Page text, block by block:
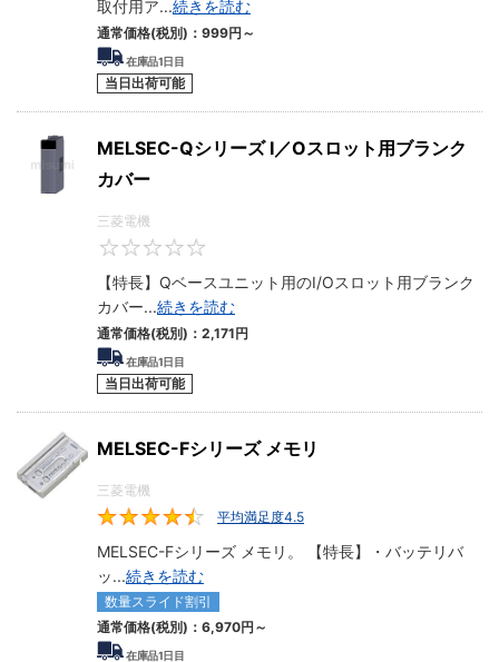
取付用ア...続きを読む
通常価格(税別)： 999円 ～
在庫品1日目
当日出荷可能
MELSEC-Qシリーズ I／Oスロット用ブランク
カバー
三菱電機
【特長】Qベースユニット用のI/Oスロット用ブランク
カバー...続きを読む
通常価格(税別)： 2,171円
在庫品1日目
当日出荷可能
MELSEC-Fシリーズ メモリ
三菱電機
平均満足度4.5
MELSEC-Fシリーズ メモリ。 【特長】・バッテリバ
ッ...続きを読む
数量スライド割引
通常価格(税別)： 6,970円 ～
在庫品1日目